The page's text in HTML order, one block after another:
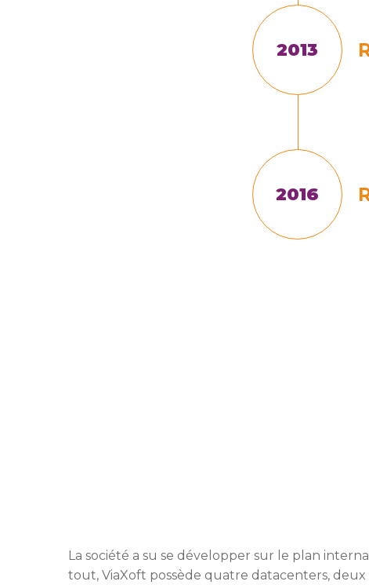
2013
2016
La société a su se développer sur le plan
tout, ViaXoft possède quatre datacenters,